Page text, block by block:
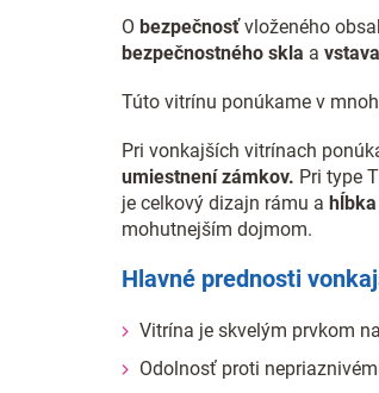
O bezpečnosťvloženého
bezpečnostného skla a
Túto vitrínu ponúkame v
Pri vonkajších vitrínach
umiestnení zámkov. Pri type
je celkový dizajn rámu a
mohutnejším dojmom.
Hlavné prednosti
Vitrína je skvelým prvkom
Odolnosť proti